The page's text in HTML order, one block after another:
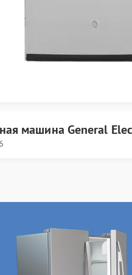
машина General